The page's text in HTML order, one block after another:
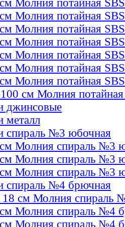
Молния потайная SBS
Молния потайная SBS
Молния потайная SBS
Молния потайная SBS
Молния потайная SBS
Молния потайная SBS
Молния потайная SBS
см Молния
джинсовые
металл
спираль №3 юбочная
Молния спираль №3
Молния спираль №3
Молния спираль №3
спираль №4 брючная
18 см Молния спираль
Молния спираль №4
Молния спираль №4